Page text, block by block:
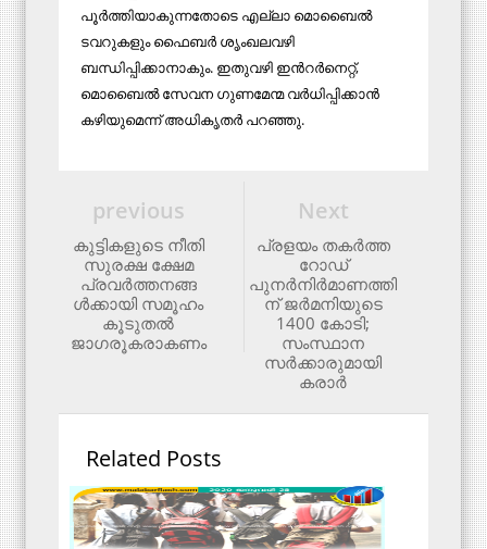
പൂര്‍ത്തിയാകുന്നതോടെ എല്ലാ മൊബൈല്‍
ടവറുകളും ഫൈബര്‍ ശൃംഖലവഴി
ബന്ധിപ്പിക്കാനാകും. ഇതുവഴി ഇന്‍റര്‍നെറ്റ്,
മൊബൈല്‍ സേവന ഗുണമേന്മ വര്‍ധിപ്പിക്കാന്‍
കഴിയുമെന്ന് അധികൃതർ പറഞ്ഞു.
Next
പ്രളയം തകർത്ത
റോഡ്
പുനർനിർമാണത്തി
ന് ജർമനിയുടെ
1400 കോടി;
സംസ്ഥാന
സർക്കാരുമായി
കരാർ
previous
കുട്ടികളുടെ നീതി
സുരക്ഷ ക്ഷേമ
പ്രവര്‍ത്തനങ്ങ
ള്‍ക്കായി സമൂഹം
കൂടുതല്‍
ജാഗരൂകരാകണം
Related Posts